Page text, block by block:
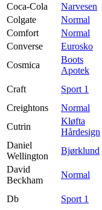
Coca-Cola
Narvesen
Colgate
Normal
Comfort
Normal
Converse
Eurosko
Cosmica
Boots
Apotek
Craft
Sport 1
Creightons
Normal
Cutrin
Kløfta
Hårdesign
Daniel
Wellington
Bjørklund
David
Beckham
Normal
Db
Sport 1